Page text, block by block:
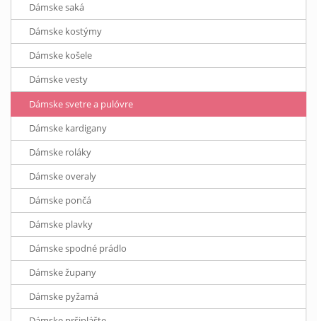
Dámske saká
Dámske kostýmy
Dámske košele
Dámske vesty
Dámske svetre a pulóvre
Dámske kardigany
Dámske roláky
Dámske overaly
Dámske pončá
Dámske plavky
Dámske spodné prádlo
Dámske župany
Dámske pyžamá